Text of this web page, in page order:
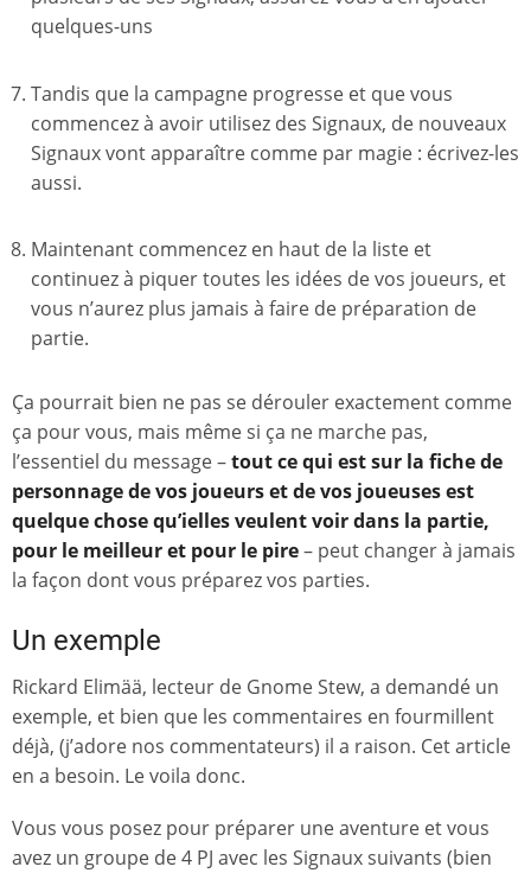
quelques-uns
Tandis que la campagne progresse et que vous
commencez à avoir utilisez des Signaux, de nouveaux
Signaux vont apparaître comme par magie : écrivez-les
aussi.
Maintenant commencez en haut de la liste et
continuez à piquer toutes les idées de vos joueurs, et
vous n’aurez plus jamais à faire de préparation de
partie.
Ça pourrait bien ne pas se dérouler exactement comme
ça pour vous, mais même si ça ne marche pas,
l’essentiel du message –tout ce qui est sur la fiche de
personnage de vos joueurs et de vos joueuses est
quelque chose qu’ielles veulent voir dans la partie,
pour le meilleur et pour le pire– peut changer à jamais
la façon dont vous préparez vos parties.
Un exemple
Rickard Elimää, lecteur de Gnome Stew, a demandé un
exemple, et bien que les commentaires en fourmillent
déjà, (j’adore nos commentateurs) il a raison. Cet article
en a besoin. Le voila donc.
Vous vous posez pour préparer une aventure et vous
avez un groupe de 4 PJ avec les Signaux suivants (bien